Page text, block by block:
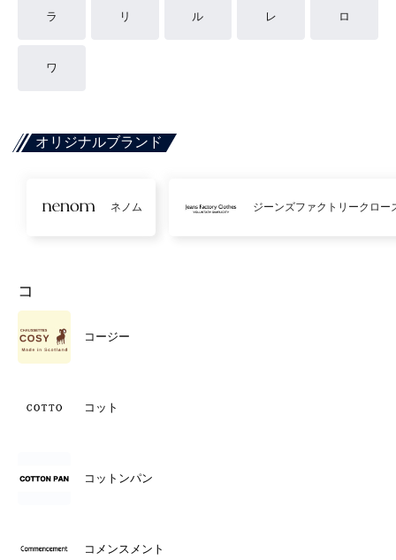
ラ リ ル レ ロ
ワ
オリジナルブランド
ネノム ジーンズファクトリークロー
コ
コージー
コット
コットンパン
コメンスメント